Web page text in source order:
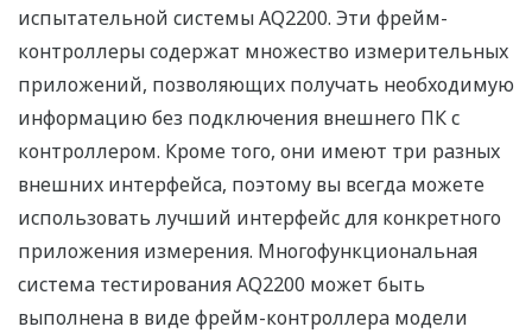
испытательной системы AQ2200. Эти фрейм-
контроллеры содержат множество измерительных
приложений, позволяющих получать необходимую
информацию без подключения внешнего ПК с
контроллером. Кроме того, они имеют три разных
внешних интерфейса, поэтому вы всегда можете
использовать лучший интерфейс для конкретного
приложения измерения. Многофункциональная
система тестирования AQ2200 может быть
выполнена в виде фрейм-контроллера модели